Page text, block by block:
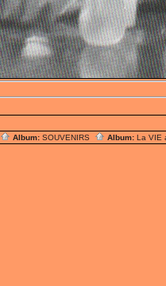
Album: SOUVENIRS Album: La VIE